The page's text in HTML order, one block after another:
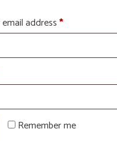
address*Required
Remember me